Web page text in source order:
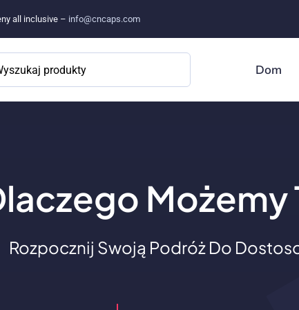
all inclusive – info@cncaps.com
Dom
Możemy
Rozpocznij Swoją Podróż Do